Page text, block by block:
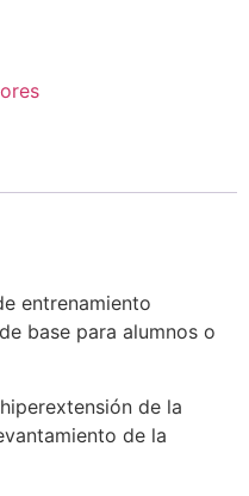
entrenamiento
base para alumnos o
de la
de la